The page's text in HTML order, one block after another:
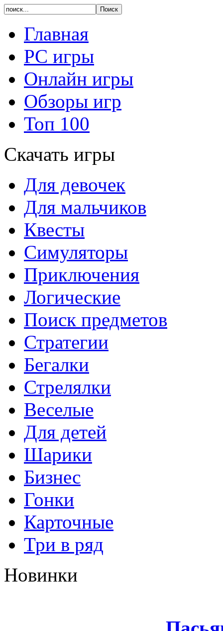
Главная
PC игры
Онлайн игры
Обзоры игр
Топ 100
Скачать игры
Для девочек
Для мальчиков
Квесты
Симуляторы
Приключения
Логические
Поиск предметов
Стратегии
Бегалки
Стрелялки
Веселые
Для детей
Шарики
Бизнес
Гонки
Карточные
Три в ряд
Новинки